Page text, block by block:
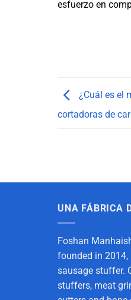
esfuerzo en
¿Cuál es el
cortadoras de
UNA FÁBRICA
Foshan
founded in
sausage stuffer.
stuffers, meat